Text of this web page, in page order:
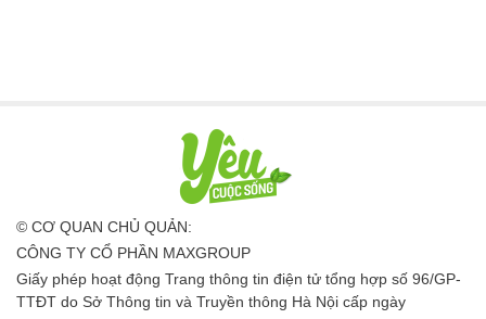
© CƠ QUAN CHỦ QUẢN:
CÔNG TY CỔ PHẦN MAXGROUP
Giấy phép hoạt động Trang thông tin điện tử tổng hợp số 96/GP-
TTĐT do Sở Thông tin và Truyền thông Hà Nội cấp ngày